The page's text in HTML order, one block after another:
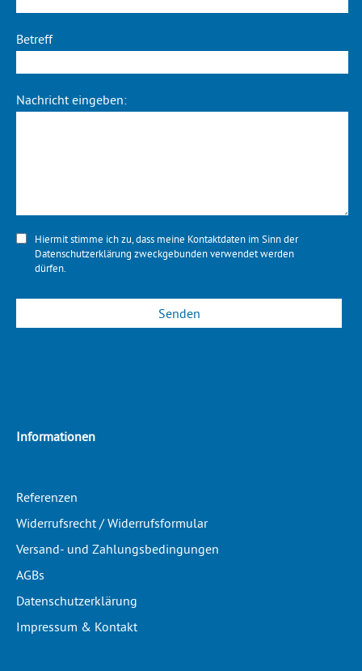
Betreff
Nachricht eingeben:
Hiermit stimme ich zu, dass meine Kontaktdaten im Sinn der
Datenschutzerklärung zweckgebunden verwendet werden
dürfen.
Informationen
Referenzen
Widerrufsrecht / Widerrufsformular
Versand- und Zahlungsbedingungen
AGBs
Datenschutzerklärung
Impressum & Kontakt